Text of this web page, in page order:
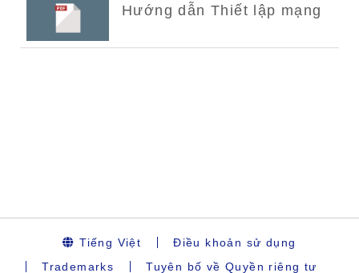
Tiếng Việt
Điều khoản sử dụng
Trademarks
Tuyên bố về Quyền riêng tư